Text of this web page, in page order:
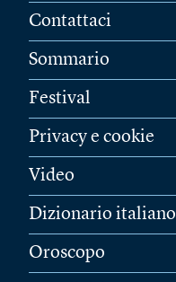
Contattaci
Sommario
Festival
Privacy e cookie
Video
Dizionario italiano
Oroscopo